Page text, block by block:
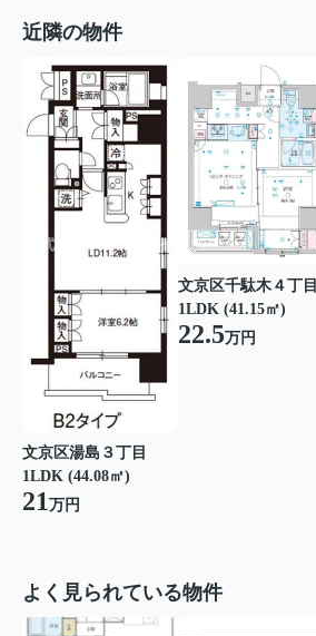
近隣の物件
文京区湯島３丁目
1LDK (44.08㎡)
21万円
文京区千駄木４丁目
1LDK (41.15㎡)
22.5万円
よく見られている物件